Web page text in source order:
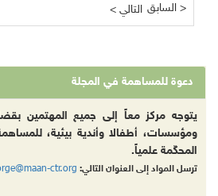
< التالي
السابق >
دعوة للمساهمة في المجلة
يتوجه مركز معاً إلى جميع المهتمين
ومؤسسات، أطفالا وأندية بيئية،
المحكّمة علمياً.
ترسل المواد إلى العنوان التالي: ctr.org